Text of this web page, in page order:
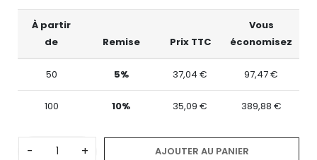
À partir
de
Remise Prix TTC
Vous
économisez
50 5% 37,04 € 97,47 €
100 10% 35,09 € 389,88 €
- + AJOUTER AU PANIER